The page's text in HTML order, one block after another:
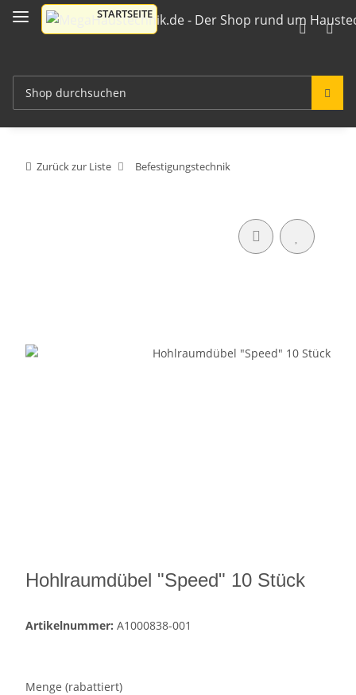
Zurück zur Liste Befestigungstechnik
Hohlraumdübel "Speed" 10 Stück
Artikelnummer: A1000838-001
Menge (rabattiert)